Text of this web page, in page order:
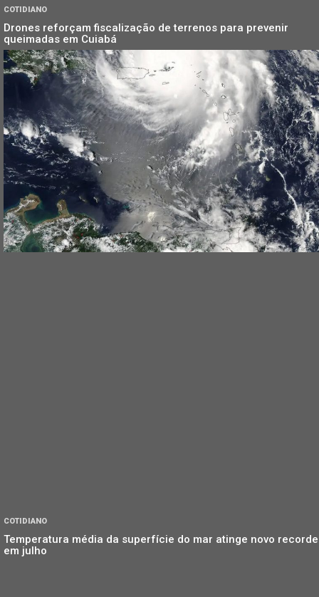
COTIDIANO
Drones reforçam fiscalização de terrenos para prevenir
queimadas em Cuiabá
COTIDIANO
Temperatura média da superfície do mar atinge novo recorde
em julho